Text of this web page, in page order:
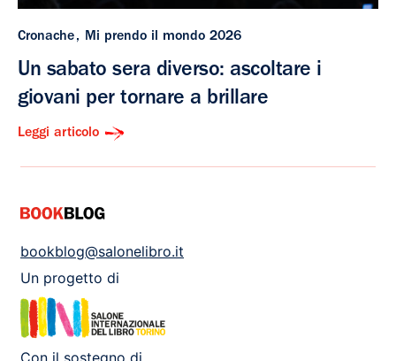
Cronache Mi prendo il mondo 2026
Un sabato sera diverso: ascoltare i
giovani per tornare a brillare
Leggi articolo
bookblog@salonelibro.it
Un progetto di